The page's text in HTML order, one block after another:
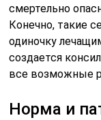
смертельно
Конечно, такие
одиночку
создается
все возможные
Норма и